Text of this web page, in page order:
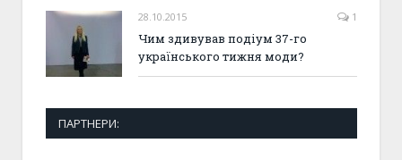
28.10.2015 1
Чим здивував подіум 37-го
українського тижня моди?
ПАРТНЕРИ: